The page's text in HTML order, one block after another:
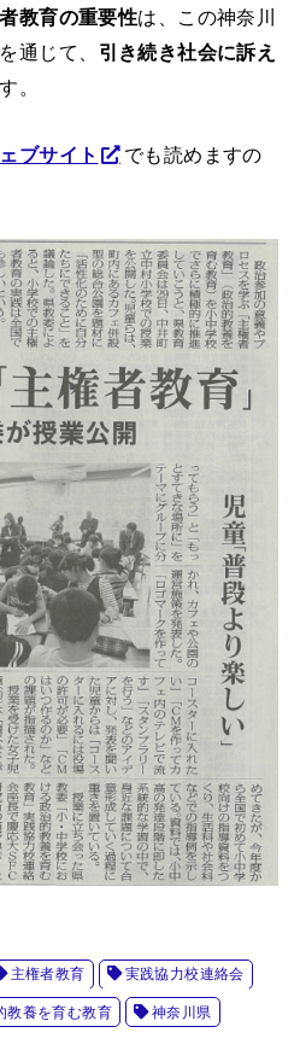
教育の重要性は、この神奈川
通じて、 引き続き社会に訴え
。
ブサイト
でも読めますの
主権者教育 実践協力校連絡会
教養を育む教育 神奈川県